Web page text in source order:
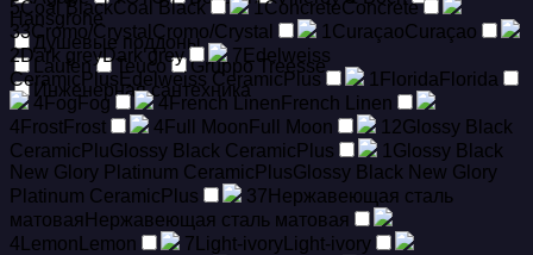
Hansgrohe
Душевые поддоны
Laufen
Teuco
Gruppo Treesse
Инженерная сантехника
5Coal BlackCoal Black 1ConcreteConcrete
33Cromo/Crystal Cromo/Crystal 1 CuraçaoCuraçao
2Dark greyDark grey 7 Edelweiss
CeramicPlus Edelweiss CeramicPlus 1 Florida Florida
4FogFog 4French Linen French Linen
4 FrostFrost 4 Full Moon Full Moon 12Glossy Black
CeramicPluGlossy Black CeramicPlus 1 Glossy Black
New Glory Platinum CeramicPlusGlossy Black New Glory
Platinum CeramicPlus
37 Hержавеющая сталь
матовая Hержавеющая сталь матовая
4 Lemon Lemon 7 Light-ivory Light-ivory